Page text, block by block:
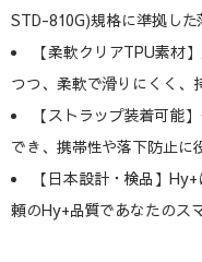
STD-810G)規格に準拠した
【柔軟クリアTPU素材
つつ、柔軟で滑りにくく、
【ストラップ装着可能
でき、携帯性や落下防止に
【日本設計・検品】
頼のHy+品質であなたのス